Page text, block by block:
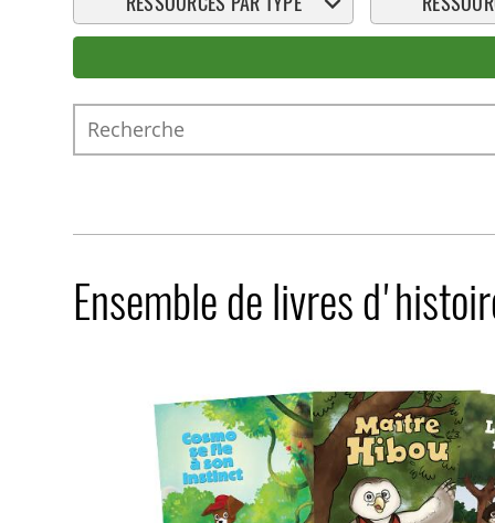
Recherche
Ensemble de livres